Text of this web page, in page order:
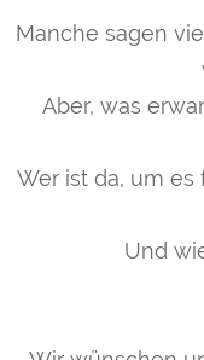
Manche sagen
Aber, was
Wer ist da, um es
Und